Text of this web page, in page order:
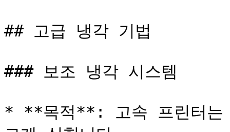
## 고급 냉각 기법
### 보조 냉각 시스템
* **목적**: 고속 프린터는